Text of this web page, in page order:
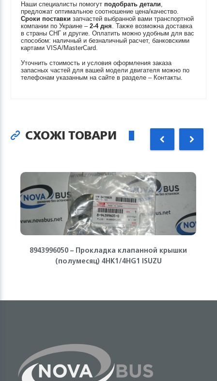
Наши специалисты помогут подобрать детали,
предложат оптимальное соотношение цена/качество.
Сроки поставки запчастей выбранной вами транспортной
компании по Украине –2-4 дня. Также возможна доставка
в страны СНГ и другие. Оплатить можно удобным для вас
способом: наличный и безналичный расчет, банковскими
картами VISA/MasterCard.
Уточнить стоимость и условия оформления заказа
запасных частей для вашей модели двигателя можно по
телефонам указанным на сайте в разделе – Контакты.
СХОЖІ ТОВАРИ
8943996050 – Прокладка клапанной крышки
(полумесяц) 4HK1/4HG1 ISUZU